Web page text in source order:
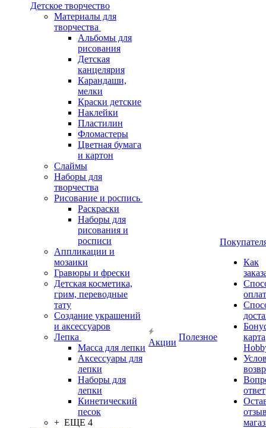
Детское творчество
Материалы для
творчества
Альбомы для
рисования
Детская
канцелярия
Карандаши,
мелки
Краски детские
Наклейки
Пластилин
Фломастеры
Цветная бумага
и картон
Слаймы
Наборы для
творчества
Рисование и роспись
Раскраски
Наборы для
рисования и
росписи
Аппликации и
мозаики
Гравюры и фрески
Детская косметика,
грим, переводные
тату
Создание украшений
и аксессуаров
Лепка
Масса для лепки
Аксессуары для
лепки
Наборы для
лепки
Кинетический
песок
+ ЕЩЕ 4
Акции
Полезное
Как
карта
ответ